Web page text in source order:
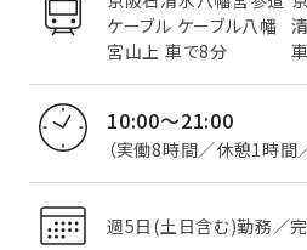
ケーブル ケーブル八幡
宮山上 車で8分
10:00～21:00
（実働8時間／休憩1時間
週5日(土日含む)勤務／